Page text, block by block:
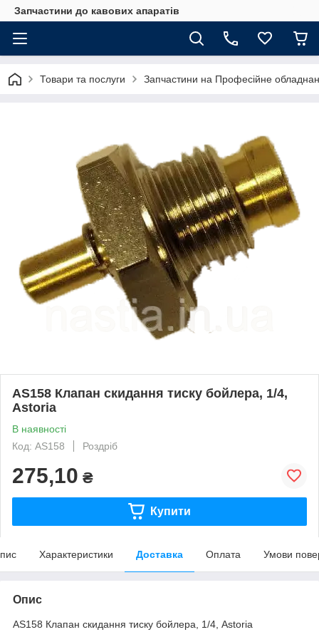
Запчастини до кавових апаратів
Товари та послуги Запчастини на Професійне
AS158 Клапан скидання тиску бойлера, 1/4,
Astoria
В наявності
Код: AS158
Роздріб
275,10 ₴
Купити
Характеристики Доставка Оплата Умови
Опис
AS158 Клапан скидання тиску бойлера, 1/4, Astoria